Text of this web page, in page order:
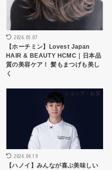
2026.05.07
【ホーチミン】Lovest Japan
HAIR & BEAUTY HCMC｜日本品
質の美容ケア！ 髪もまつげも美し
く
ショップ・お店
2024.04.19
【ハノイ】みんなが喜ぶ美味しい